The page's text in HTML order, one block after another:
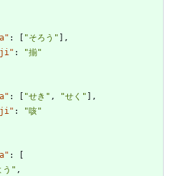
: "そろう"
,
:
"揃"
: "せき" , "せく"
,
:
"咳"
:
う" ,